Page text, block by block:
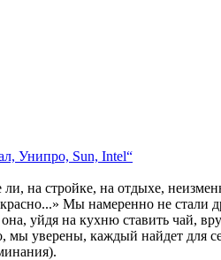
Унипро, Sun, Intel“
на стройке, на отдыхе,
Мы намеренно не стали
уйдя на кухню ставить чай,
уверены, каждый найдет для